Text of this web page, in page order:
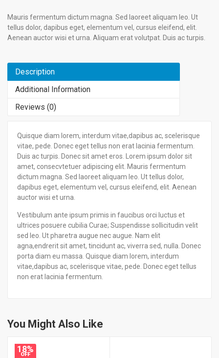
Mauris fermentum dictum magna. Sed laoreet aliquam leo. Ut
tellus dolor, dapibus eget, elementum vel, cursus eleifend, elit.
Aenean auctor wisi et urna. Aliquam erat volutpat. Duis ac turpis.
Description
Additional Information
Reviews (0)
Quisque diam lorem, interdum vitae,dapibus ac, scelerisque
vitae, pede. Donec eget tellus non erat lacinia fermentum.
Duis ac turpis. Donec sit amet eros. Lorem ipsum dolor sit
amet, consecvtetuer adipiscing elit. Mauris fermentum
dictum magna. Sed laoreet aliquam leo. Ut tellus dolor,
dapibus eget, elementum vel, cursus eleifend, elit. Aenean
auctor wisi et urna.
Vestibulum ante ipsum primis in faucibus orci luctus et
ultrices posuere cubilia Curae; Suspendisse sollicitudin velit
sed leo. Ut pharetra augue nec augue. Nam elit
agna,endrerit sit amet, tincidunt ac, viverra sed, nulla. Donec
porta diam eu massa. Quisque diam lorem, interdum
vitae,dapibus ac, scelerisque vitae, pede. Donec eget tellus
non erat lacinia fermentum.
You Might Also Like
18%
OFF